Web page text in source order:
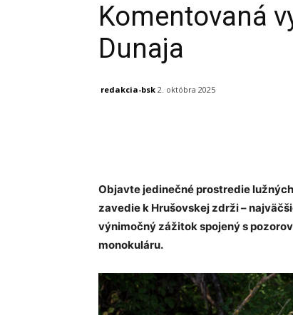
Komentovaná
Dunaja
redakcia-bsk 2. októbra 2025
Objavte jedinečné prostredie
zavedie k Hrušovskej zdrži –
výnimočný zážitok spojený s
monokuláru.